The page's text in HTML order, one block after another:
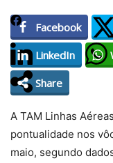
Facebook
LinkedIn
Share
A TAM Linhas
pontualidade nos
maio, segundo